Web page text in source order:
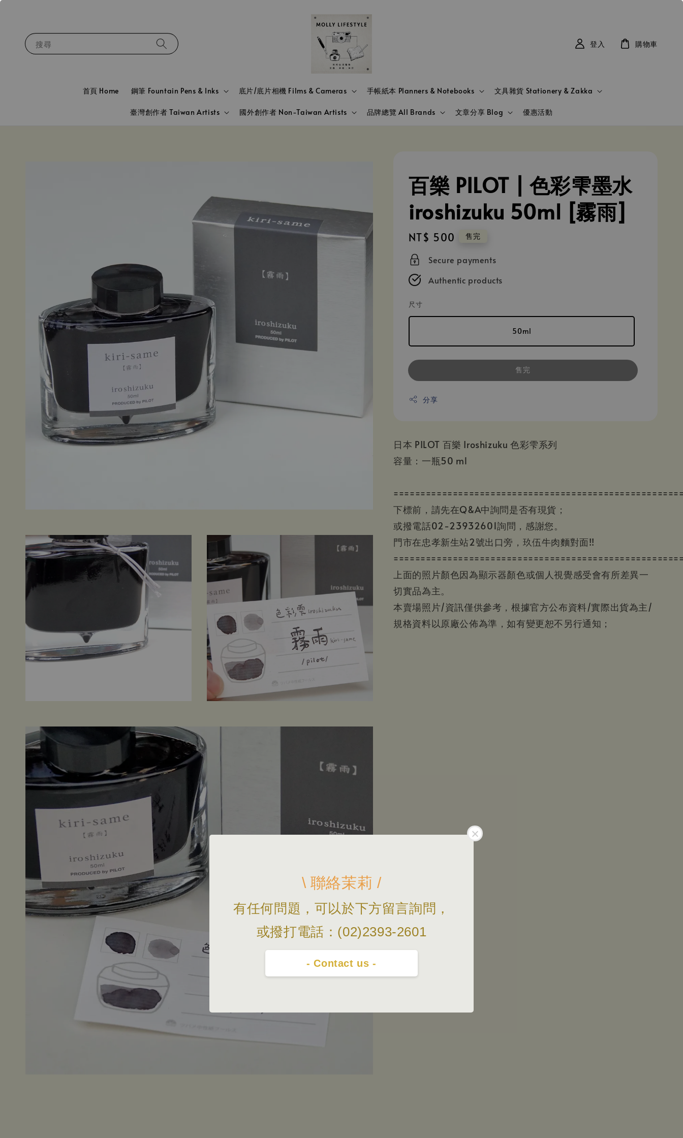
\ 聯絡茉莉 /
有任何問題，可以於下方留言詢問，
或撥打電話：(02)2393-2601
- Contact us -
搜尋
首頁 Home 鋼筆 Fountain Pens & Inks 底片/底片相機 Films & Cameras 手帳紙本 Planners & Notebooks 文具雜貨 Stationery & Zakka
臺灣創作者 Taiwan Artists 國外創作者 Non-Taiwan Artists 品牌總覽 All Brands 文章分享 Blog 優惠活動
登入 購物車
百樂 PILOT | 色彩雫墨水
iroshizuku 50ml [霧雨]
Regular
price
NT$ 500 售完
Secure payments
Authentic products
尺寸
50ml
售完
分享
日本 PILOT 百樂 Iroshizuku 色彩雫系列
容量：一瓶50 ml
下標前，請先在Q&A中詢問是否有現貨；
或撥電話02-23932601詢問，感謝您。
門市在忠孝新生站2號出口旁，玖伍牛肉麵對面!!
上面的照片顏色因為顯示器顏色或個人視覺感受會有所差異一
切實品為主。
本賣場照片/資訊僅供參考，根據官方公布資料/實際出貨為主/
規格資料以原廠公佈為準，如有變更恕不另行通知；